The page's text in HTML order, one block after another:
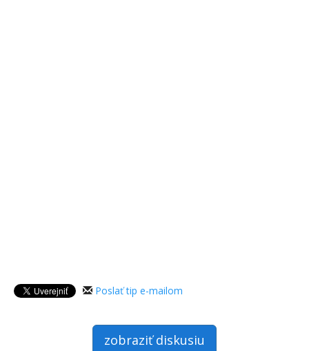
Poslať tip e-mailom
zobraziť diskusiu